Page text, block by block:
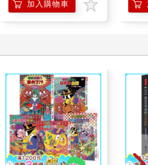
加入購物車